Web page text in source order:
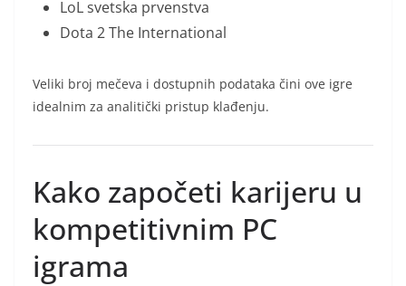
LoL svetska prvenstva
Dota 2 The International
Veliki broj mečeva i dostupnih podataka čini ove igre
idealnim za analitički pristup klađenju.
Kako započeti karijeru u
kompetitivnim PC
igrama